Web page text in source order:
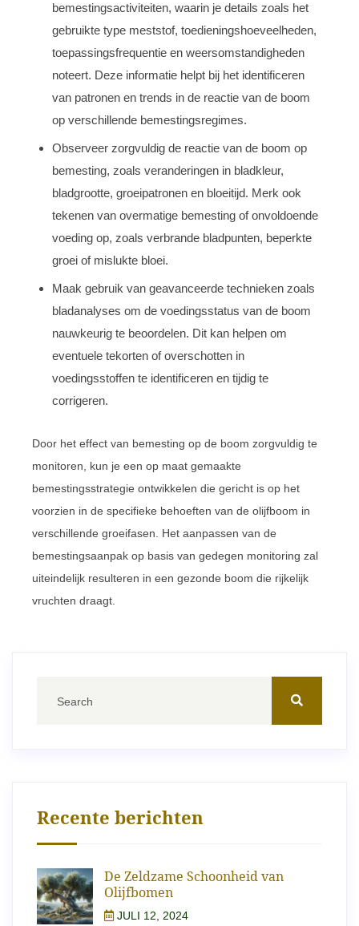
bemestingsactiviteiten, waarin je details zoals het
gebruikte type meststof, toedieningshoeveelheden,
toepassingsfrequentie en weersomstandigheden
noteert. Deze informatie helpt bij het identificeren
van patronen en trends in de reactie van de boom
op verschillende bemestingsregimes.
Observeer zorgvuldig de reactie van de boom op
bemesting, zoals veranderingen in bladkleur,
bladgrootte, groeipatronen en bloeitijd. Merk ook
tekenen van overmatige bemesting of onvoldoende
voeding op, zoals verbrande bladpunten, beperkte
groei of mislukte bloei.
Maak gebruik van geavanceerde technieken zoals
bladanalyses om de voedingsstatus van de boom
nauwkeurig te beoordelen. Dit kan helpen om
eventuele tekorten of overschotten in
voedingsstoffen te identificeren en tijdig te
corrigeren.
Door het effect van bemesting op de boom zorgvuldig te
monitoren, kun je een op maat gemaakte
bemestingsstrategie ontwikkelen die gericht is op het
voorzien in de specifieke behoeften van de olijfboom in
verschillende groeifasen. Het aanpassen van de
bemestingsaanpak op basis van gedegen monitoring zal
uiteindelijk resulteren in een gezonde boom die rijkelijk
vruchten draagt.
Recente berichten
De Zeldzame Schoonheid van
Olijfbomen
JULI 12, 2024